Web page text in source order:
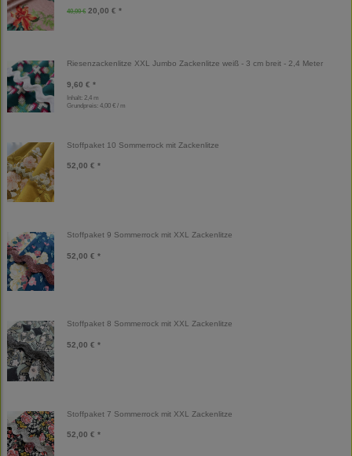
40,00 € 20,00 € *
Riesenzackenlitze XXL Jumbo Zackenlitze weiß - 3 cm breit - 2,4 Meter
9,60 € *
Inhalt: 2,4 m
Grundpreis: 4,00 € / m
Stoffpaket 10 Sommerrock mit Zackenlitze
52,00 € *
Stoffpaket 9 Sommerrock mit XXL Zackenlitze
52,00 € *
Stoffpaket 8 Sommerrock mit XXL Zackenlitze
52,00 € *
Stoffpaket 7 Sommerrock mit XXL Zackenlitze
52,00 € *